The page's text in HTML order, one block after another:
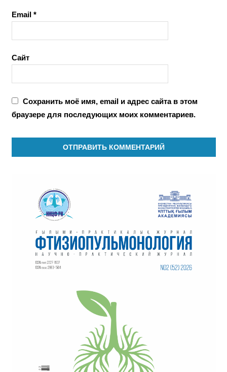
Email *
Сайт
Сохранить моё имя, email и адрес сайта в этом
браузере для последующих моих комментариев.